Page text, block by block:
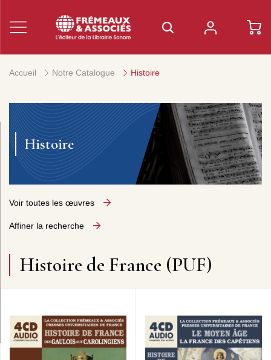
Accueil Notre Catalogue Histoire
Histoire
Voir toutes les œuvres
Affiner la recherche
Histoire de France (PUF)